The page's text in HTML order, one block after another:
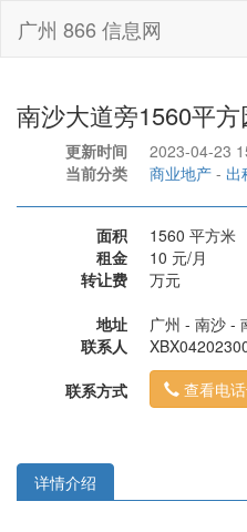
广州 866 信息网
南沙大道旁1560平
更新时间
2023-04-23
当前分类
商业地产 - 出
面积
1560 平方米
租金
10 元/月
转让费
万元
地址
广州 - 南沙 -
联系人
联系方式
查看电
详情介绍